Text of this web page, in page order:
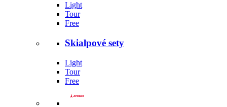
Light
Tour
Free
Skialpové sety
Light
Tour
Free